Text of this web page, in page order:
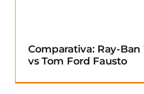
Comparativa: Ray-Ban
vs Tom Ford Fausto